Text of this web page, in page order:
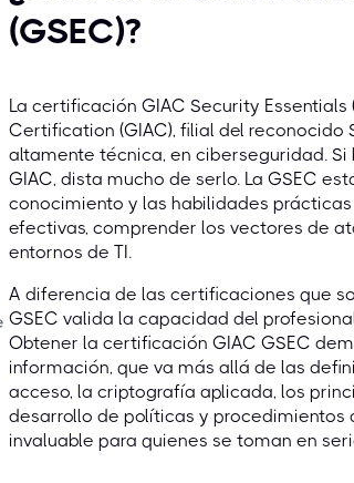
(GSEC)?
La certificación GIAC Security
Certification (GIAC), filial del reconocido
altamente técnica, en ciberseguridad.
GIAC, dista mucho de serlo. La GSEC
conocimiento y las habilidades
efectivas, comprender los vectores de
entornos de TI.
A diferencia de las certificaciones que
GSEC valida la capacidad del
Obtener la certificación GIAC GSEC
información, que va más allá de las
acceso, la criptografía aplicada, los
desarrollo de políticas y procedimientos
invaluable para quienes se toman en